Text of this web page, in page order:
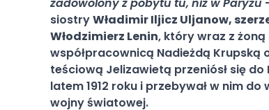
siostryWładimir Iljicz Uljanow,
Włodzimierz Lenin, który wraz z żoną
współpracownicą Nadieżdą Krupską
teściową Jelizawietą przeniósł się do
latem 1912 roku i przebywał w nim do
wojny światowej.